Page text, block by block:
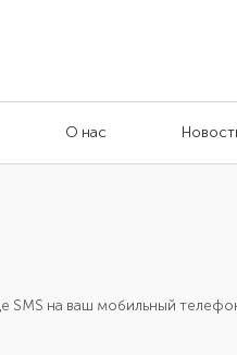
О нас
на ваш мобильный